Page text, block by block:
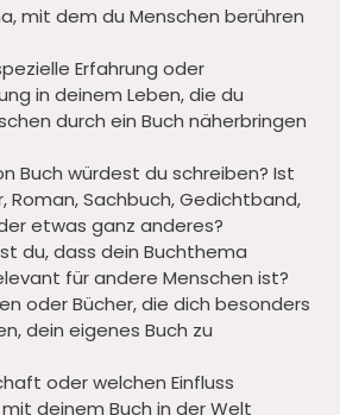
mit dem du Menschen berühren
Erfahrung oder
in deinem Leben, die du
durch ein Buch näherbringen
Buch würdest du schreiben? Ist
Roman, Sachbuch, Gedichtband,
etwas ganz anderes?
du, dass dein Buchthema
für andere Menschen ist?
oder Bücher, die dich besonders
dein eigenes Buch zu
oder welchen Einfluss
deinem Buch in der Welt